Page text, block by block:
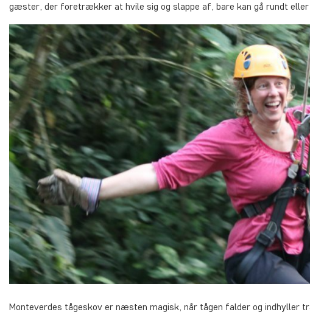
gæster, der foretrækker at hvile sig og slappe af, bare kan gå rundt eller
Monteverdes tågeskov er næsten magisk, når tågen falder og indhyller